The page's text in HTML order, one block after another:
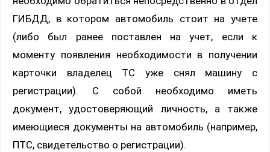
ГИБДД, в котором автомобиль стоит на учете
(либо был ранее поставлен на учет, если к
моменту появления необходимости в получении
карточки владелец ТС уже снял машину с
регистрации). С собой необходимо иметь
документ, удостоверяющий личность, а также
имеющиеся документы на автомобиль (например,
ПТС, свидетельство о регистрации).